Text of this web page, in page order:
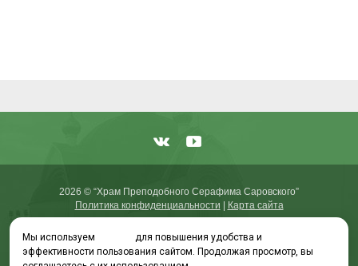
2026 © “Храм Преподобного Серафима Саровского”
Политика конфиденциальности
Карта сайта
Мы используем
для повышения удобства и
эффективности пользования сайтом. Продолжая просмотр, вы